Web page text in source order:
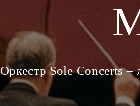
Оркестр Sole Concerts –